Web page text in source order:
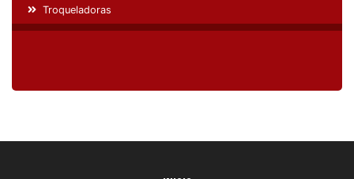
Troqueladoras